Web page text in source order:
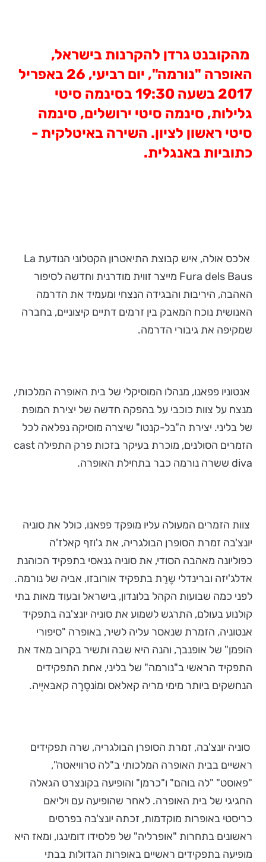
מהקובנט גרדן להקרנות בישראל,
האופרה "נורמה", יום רביעי, 26 באפריל
2017 בשעה 19:30 בסינמה סיטי
גלילות, סינמה סיטי ירושלים, סינמה
סיטי ראשון לציון. השירה באיטלקית -
כתוביות באנגלית.
אלכס אולה, איש קבוצת התיאטרון הקטלוני הנודעת La
Fura dels Baus מייצר זווית מודרנית וחדשה לסיפור
האהבה, היריבות והבגידה הנצחי ומעמיד את הדרמה
האנושית נוכח המאבק בין זרמים דתיים קיצוניים, בחברה
שמקיפה את גיבורי הדרמה.
אנטוניו פפאנו, מנהלו המוסיקלי של בית האופרה המלכותי,
מנצח על צוות כוכבי על בהפקה חדשה של יצירת המופת
של בליני. יצירת ה"בל-קנטו" שיצרה מוסיקה נפלאה לכל
הזמרים הסולנים, מוכרת בעיקר בזכות פרק התפילה cast
diva ששרה נורמה כבר בתחילת האופרה.
צוות הזמרים המעולה עליו מופקד פפאנו, כולל את סוניה
יונצ'בה זמרת הסופרן הבולגריה, את ג'וזף קאלז'ה
כפוליונה מאהבה הסודי, את סוניה גנאסי בתפקיד הכוהנת
אדלג'יזה וברינדלי שֶרַת בתפקיד אורובזו, אביה של נורמה.
לפני כמה שבועות הקהל בלונדון, בישראל ובעוד מאות בתי
קולנוע בעולם, התרגש לשמוע את סוניה יונצ'בה בתפקיד
אנטוניה, הזמרת שנאסר עליה לשיר, באופרה "סיפורי
הופמן" של אופנבך, והנה היא שבה ותשיר בקרוב מאד את
התפקיד הראשי ב"נורמה" של בליני, אחת התפקידים
הנחשקים ביותר מימי מריה קאלאס ומוֹנסֶרָה קאבּאיֶיה.
סוניה יונצ'בה, זמרת הסופרן הבולגריה, שרה תפקידים
ראשיים בבית האופרה המלכותי ב"לה טרוויאטה",
"פאוסט" "לה בוהם" ו"כרמן" והופיעה בקונצרט הגאלה
החגיגי של בית האופרה. לאחר שהופיעה עם ויליאם
כריסטי באופרות מוקדמות, זכתה יונצ'בה בפרסים
ראשונים בתחרות "אופרליה" של פלסידו דומינגו, ומאז היא
מופיעה בתפקידים ראשיים באופרות הגדולות בבתי